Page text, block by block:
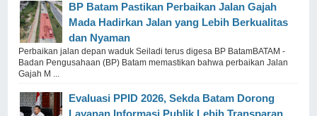
BP Batam Pastikan Perbaikan Jalan Gajah
Mada Hadirkan Jalan yang Lebih Berkualitas
dan Nyaman
Perbaikan jalan depan waduk Seiladi terus digesa BP BatamBATAM -
Badan Pengusahaan (BP) Batam memastikan bahwa perbaikan Jalan
Gajah M ...
Evaluasi PPID 2026, Sekda Batam Dorong
Layanan Informasi Publik Lebih Transparan